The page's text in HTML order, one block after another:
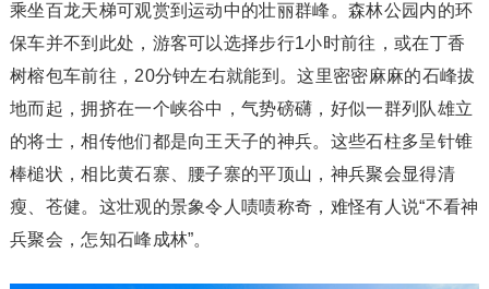
乘坐百龙天梯可观赏到运动中的壮丽群峰。森林公园内的环
保车并不到此处，游客可以选择步行1小时前往，或在丁香
树榕包车前往，20分钟左右就能到。这里密密麻麻的石峰拔
地而起，拥挤在一个峡谷中，气势磅礴，好似一群列队雄立
的将士，相传他们都是向王天子的神兵。这些石柱多呈针锥
棒槌状，相比黄石寨、腰子寨的平顶山，神兵聚会显得清
瘦、苍健。这壮观的景象令人啧啧称奇，难怪有人说“不看神
兵聚会，怎知石峰成林”。